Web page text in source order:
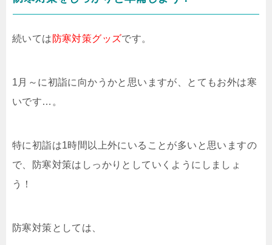
続いては 防寒対策グッズです。
1月～に初詣に向かうかと思いますが、とてもお外は寒
いです…。
特に初詣は1時間以上外にいることが多いと思いますの
で、防寒対策はしっかりとしていくようにしましょ
う！
防寒対策としては、